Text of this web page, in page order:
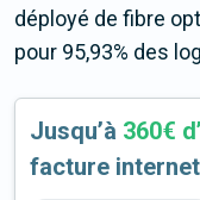
déployé de fibre
pour 95,93% des
Jusqu’à 360€
facture